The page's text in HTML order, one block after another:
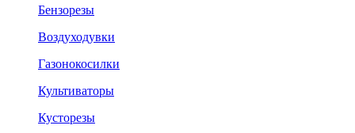
Бензорезы
Воздуходувки
Газонокосилки
Культиваторы
Кусторезы